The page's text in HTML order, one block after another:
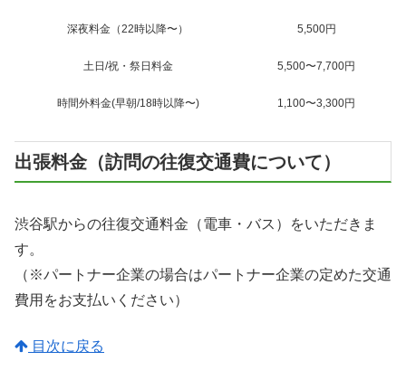
深夜料金（22時以降〜） 5,500円
土日/祝・祭日料金 5,500〜7,700円
時間外料金(早朝/18時以降〜) 1,100〜3,300円
出張料金（訪問の往復交通費について）
渋谷駅からの往復交通料金（電車・バス）をいただきま
す。
（※パートナー企業の場合はパートナー企業の定めた交通
費用をお支払いください）
目次に戻る